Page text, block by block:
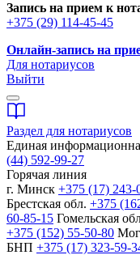
Запись на прием к
+375 (29) 114-45-45
Онлайн-запись на
Для нотариусов
Выйти
Раздел для нотариусов
Единая
(44) 592-99-27
Горячая линия
г. Минск +375 (17) 243-
Брестская обл. +375
60-85-15 Гомельская
+375 (152) 55-50-80
БНП +375 (17) 323-59-